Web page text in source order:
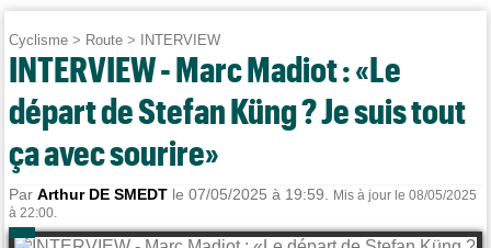
Cyclisme > Route > INTERVIEW
INTERVIEW - Marc Madiot : «Le
départ de Stefan Küng ? Je suis tout
ça avec sourire»
ParArthur DE SMEDT le 07/05/2025 à 19:59.
Mis à jour le 08/05/2025
à 22:00.